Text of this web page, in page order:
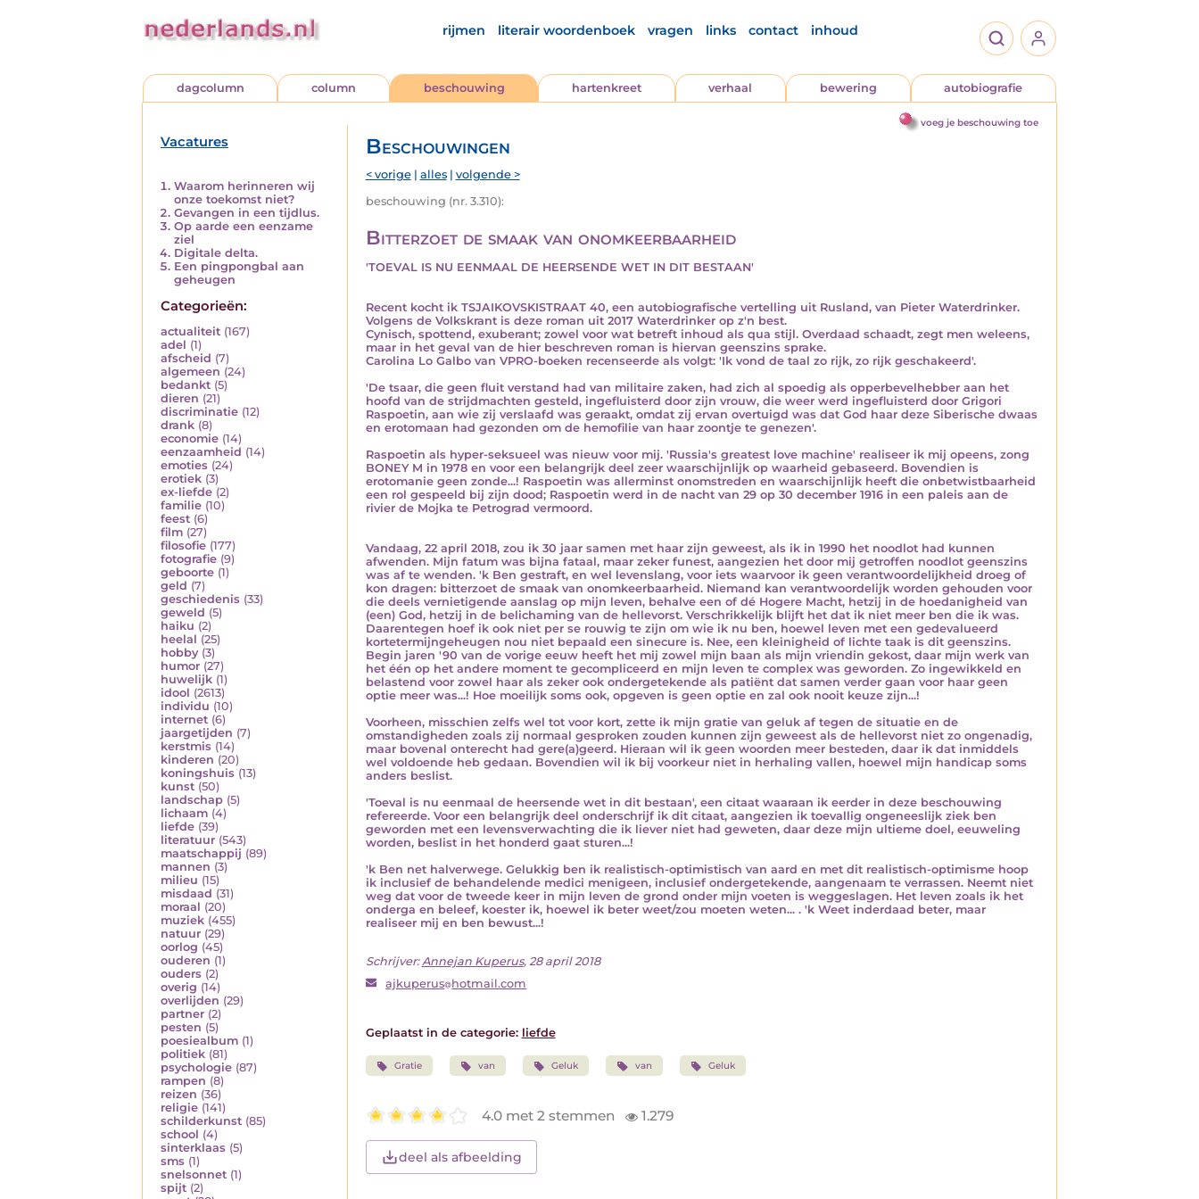
rijmen literair woordenboek vragen links contact inhoud
dagcolumn column beschouwing hartenkreet verhaal bewering autobiografie
voeg je beschouwing toe
Vacatures
Waarom herinneren wij
onze toekomst niet?
Gevangen in een tijdlus.
Op aarde een eenzame
ziel
Digitale delta.
Een pingpongbal aan
geheugen
Categorieën:
actualiteit (167)
adel (1)
afscheid (7)
algemeen (24)
bedankt (5)
dieren (21)
discriminatie (12)
drank (8)
economie (14)
eenzaamheid (14)
emoties (24)
erotiek (3)
ex-liefde (2)
familie (10)
feest (6)
film (27)
filosofie (177)
fotografie (9)
geboorte (1)
geld (7)
geschiedenis (33)
geweld (5)
haiku (2)
heelal (25)
hobby (3)
humor (27)
huwelijk (1)
idool (2613)
individu (10)
internet (6)
jaargetijden (7)
kerstmis (14)
kinderen (20)
koningshuis (13)
kunst (50)
landschap (5)
lichaam (4)
liefde (39)
literatuur (543)
maatschappij (89)
mannen (3)
milieu (15)
misdaad (31)
moraal (20)
muziek (455)
natuur (29)
oorlog (45)
ouderen (1)
ouders (2)
overig (14)
overlijden (29)
partner (2)
pesten (5)
poesiealbum (1)
politiek (81)
psychologie (87)
rampen (8)
reizen (36)
religie (141)
schilderkunst (85)
school (4)
sinterklaas (5)
sms (1)
snelsonnet (1)
spijt (2)
Beschouwingen
< vorige| alles| volgende >
beschouwing (nr. 3.310):
Bitterzoet de smaak van onomkeerbaarheid
'TOEVAL IS NU EENMAAL DE HEERSENDE WET IN DIT BESTAAN'
Recent kocht ik TSJAIKOVSKISTRAAT 40, een autobiografische vertelling uit Rusland, van Pieter Waterdrinker.
Volgens de Volkskrant is deze roman uit 2017 Waterdrinker op z'n best.
Cynisch, spottend, exuberant; zowel voor wat betreft inhoud als qua stijl. Overdaad schaadt, zegt men weleens,
maar in het geval van de hier beschreven roman is hiervan geenszins sprake.
Carolina Lo Galbo van VPRO-boeken recenseerde als volgt: 'Ik vond de taal zo rijk, zo rijk geschakeerd'.
'De tsaar, die geen fluit verstand had van militaire zaken, had zich al spoedig als opperbevelhebber aan het
hoofd van de strijdmachten gesteld, ingefluisterd door zijn vrouw, die weer werd ingefluisterd door Grigori
Raspoetin, aan wie zij verslaafd was geraakt, omdat zij ervan overtuigd was dat God haar deze Siberische dwaas
en erotomaan had gezonden om de hemofilie van haar zoontje te genezen'.
Raspoetin als hyper-seksueel was nieuw voor mij. 'Russia's greatest love machine' realiseer ik mij opeens, zong
BONEY M in 1978 en voor een belangrijk deel zeer waarschijnlijk op waarheid gebaseerd. Bovendien is
erotomanie geen zonde...! Raspoetin was allerminst onomstreden en waarschijnlijk heeft die onbetwistbaarheid
een rol gespeeld bij zijn dood; Raspoetin werd in de nacht van 29 op 30 december 1916 in een paleis aan de
rivier de Mojka te Petrograd vermoord.
Vandaag, 22 april 2018, zou ik 30 jaar samen met haar zijn geweest, als ik in 1990 het noodlot had kunnen
afwenden. Mijn fatum was bijna fataal, maar zeker funest, aangezien het door mij getroffen noodlot geenszins
was af te wenden. 'k Ben gestraft, en wel levenslang, voor iets waarvoor ik geen verantwoordelijkheid droeg of
kon dragen: bitterzoet de smaak van onomkeerbaarheid. Niemand kan verantwoordelijk worden gehouden voor
die deels vernietigende aanslag op mijn leven, behalve een of dé Hogere Macht, hetzij in de hoedanigheid van
(een) God, hetzij in de belichaming van de hellevorst. Verschrikkelijk blijft het dat ik niet meer ben die ik was.
Daarentegen hoef ik ook niet per se rouwig te zijn om wie ik nu ben, hoewel leven met een gedevalueerd
kortetermijngeheugen nou niet bepaald een sinecure is. Nee, een kleinigheid of lichte taak is dit geenszins.
Begin jaren '90 van de vorige eeuw heeft het mij zowel mijn baan als mijn vriendin gekost, daar mijn werk van
het één op het andere moment te gecompliceerd en mijn leven te complex was geworden. Zo ingewikkeld en
belastend voor zowel haar als zeker ook ondergetekende als patiënt dat samen verder gaan voor haar geen
optie meer was...! Hoe moeilijk soms ook, opgeven is geen optie en zal ook nooit keuze zijn...!
Voorheen, misschien zelfs wel tot voor kort, zette ik mijn gratie van geluk af tegen de situatie en de
omstandigheden zoals zij normaal gesproken zouden kunnen zijn geweest als de hellevorst niet zo ongenadig,
maar bovenal onterecht had gere(a)geerd. Hieraan wil ik geen woorden meer besteden, daar ik dat inmiddels
wel voldoende heb gedaan. Bovendien wil ik bij voorkeur niet in herhaling vallen, hoewel mijn handicap soms
anders beslist.
'Toeval is nu eenmaal de heersende wet in dit bestaan', een citaat waaraan ik eerder in deze beschouwing
refereerde. Voor een belangrijk deel onderschrijf ik dit citaat, aangezien ik toevallig ongeneeslijk ziek ben
geworden met een levensverwachting die ik liever niet had geweten, daar deze mijn ultieme doel, eeuweling
worden, beslist in het honderd gaat sturen...!
'k Ben net halverwege. Gelukkig ben ik realistisch-optimistisch van aard en met dit realistisch-optimisme hoop
ik inclusief de behandelende medici menigeen, inclusief ondergetekende, aangenaam te verrassen. Neemt niet
weg dat voor de tweede keer in mijn leven de grond onder mijn voeten is weggeslagen. Het leven zoals ik het
onderga en beleef, koester ik, hoewel ik beter weet/zou moeten weten... . 'k Weet inderdaad beter, maar
realiseer mij en ben bewust...!
Schrijver: Annejan Kuperus, 28 april 2018
ajkuperus hotmail.com
Geplaatst in de categorie: liefde
Gratie van Geluk van Geluk
4.0 met 2 stemmen 1.279
deel als afbeelding